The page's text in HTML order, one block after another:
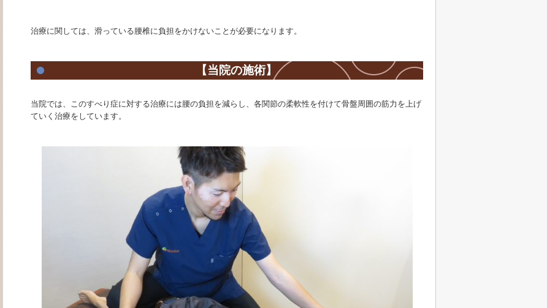
治療に関しては、滑っている腰椎に負担をかけないことが必要になります。
【当院の施術】
当院では、このすべり症に対する治療には腰の負担を減らし、各関節の柔軟性を付けて骨盤周囲の筋力を上げ
ていく治療をしています。